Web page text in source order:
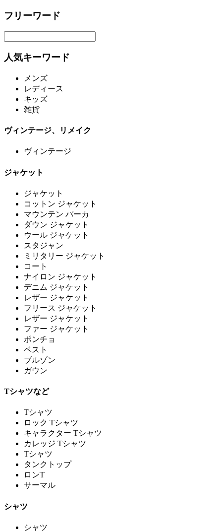
フリーワード
人気キーワード
メンズ
レディース
キッズ
雑貨
ヴィンテージ、リメイク
ヴィンテージ
ジャケット
ジャケット
コットン ジャケット
マウンテン パーカ
ダウン ジャケット
ウール ジャケット
スタジャン
ミリタリー ジャケット
コート
ナイロン ジャケット
デニム ジャケット
レザー ジャケット
フリース ジャケット
レザー ジャケット
ファー ジャケット
ポンチョ
ベスト
ブルゾン
ガウン
Tシャツなど
Tシャツ
ロック Tシャツ
キャラクター Tシャツ
カレッジ Tシャツ
Tシャツ
タンクトップ
ロンT
サーマル
シャツ
シャツ